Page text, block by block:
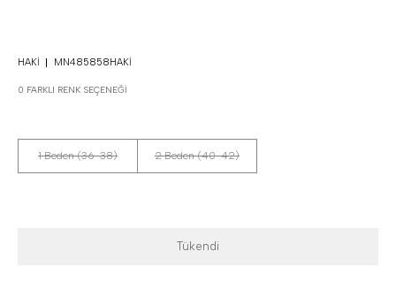
HAKI MN485858HAKI
0 FARKLI RENK SEÇENEĞI
1 Beden (36-38) 2 Beden (40-42)
Tükendi